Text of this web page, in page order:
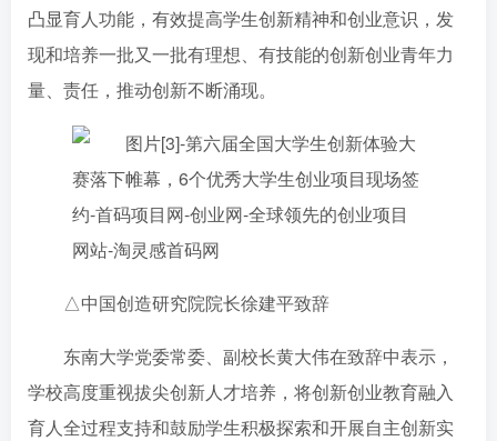
凸显育人功能，有效提高学生创新精神和创业意识，发
现和培养一批又一批有理想、有技能的创新创业青年力
量、责任，推动创新不断涌现。
△中国创造研究院院长徐建平致辞
东南大学党委常委、副校长黄大伟在致辞中表示，
学校高度重视拔尖创新人才培养，将创新创业教育融入
育人全过程支持和鼓励学生积极探索和开展自主创新实